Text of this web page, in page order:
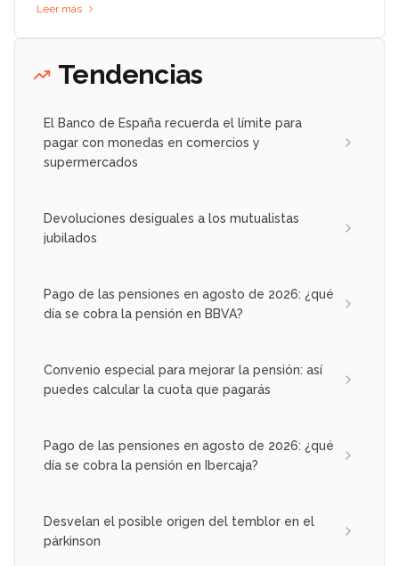
Leer más
Tendencias
El Banco de España recuerda el límite para
pagar con monedas en comercios y
supermercados
Devoluciones desiguales a los mutualistas
jubilados
Pago de las pensiones en agosto de 2026: ¿qué
día se cobra la pensión en BBVA?
Convenio especial para mejorar la pensión: así
puedes calcular la cuota que pagarás
Pago de las pensiones en agosto de 2026: ¿qué
día se cobra la pensión en Ibercaja?
Desvelan el posible origen del temblor en el
párkinson